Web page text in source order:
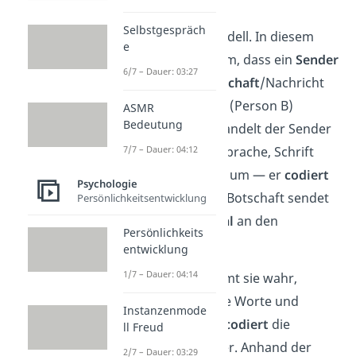
Kommunikationsmodell. In diesem
Modell geht es darum, dass ein Sender
Botschaft/Nachricht
an einen
(Person B)
übermittelt. Dazu wandelt der Sender
seine Gedanken in Sprache, Schrift
oder Körpersprache um — ercodiert
seine Botschaft. Die Botschaft sendet
Signal an den
Empfänger.
Der Empfänger nimmt sie wahr,
übersetzt sie in seine Worte und
versteht sie — er
decodiert die
Botschaft also wieder. Anhand der
Selbstgespräch
e
6/7 – Dauer: 03:27
ASMR
Bedeutung
7/7 – Dauer: 04:12
Psychologie
Persönlichkeitsentwicklung
Persönlichkeits
entwicklung
1/7 – Dauer: 04:14
Instanzenmode
ll Freud
2/7 – Dauer: 03:29